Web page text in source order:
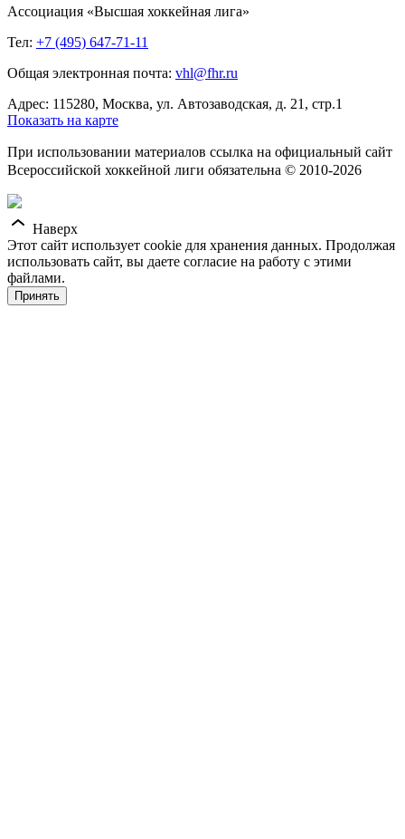
Ассоциация «Высшая хоккейная лига»
Тел: +7 (495) 647-71-11
Общая электронная почта: vhl@fhr.ru
Адрес: 115280, Москва, ул. Автозаводская, д. 21, стр.1
Показать на карте
При использовании материалов ссылка на официальный сайт
Всероссийской хоккейной лиги обязательна © 2010-2026
Наверх
Этот сайт использует cookie для хранения данных. Продолжая
использовать сайт, вы даете согласие на работу с этими
файлами.
Принять